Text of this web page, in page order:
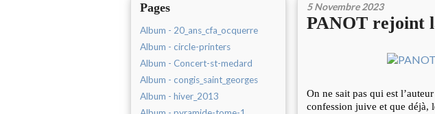
Pages
Album - 20_ans_cfa_ocquerre
Album - circle-printers
Album - Concert-st-medard
Album - congis_saint_georges
Album - hiver_2013
5 Novembre 2023
PANOT rejoint
On ne sait pas qui est
confession juive et que déjà,